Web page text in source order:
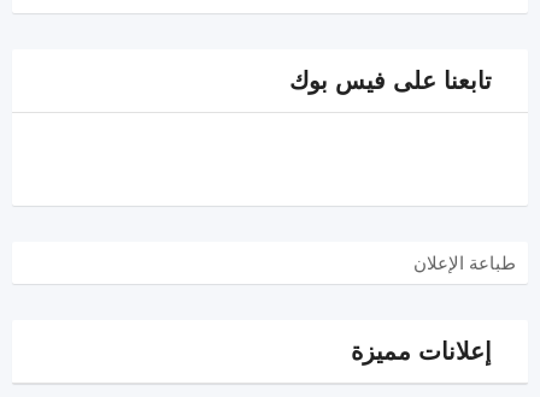
تابعنا على فيس بوك
طباعة الإعلان
إعلانات مميزة